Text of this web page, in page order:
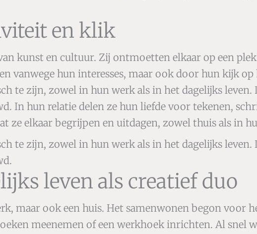
en klik
kunst en cultuur. Zij ontmoetten elkaar op een
vanwege hun interesses, maar ook door hun kijk op
te zijn, zowel in hun werk als in het dagelijks leven.
In hun relatie delen ze hun liefde voor tekenen,
ze elkaar begrijpen en uitdagen, zowel thuis als in
te zijn, zowel in hun werk als in het dagelijks leven.
leven als creatief duo
maar ook een huis. Het samenwonen begon voor
meenemen of een werkhoek inrichten. Al snel